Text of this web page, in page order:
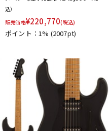
込）
販売価格¥220,770(税込)
ポイント：1% (2007pt)